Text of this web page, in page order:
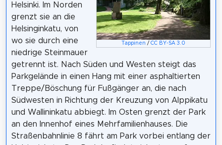
Tappinen /CC BY-SA 3.0
Helsinki. Im Norden
grenzt sie an die
Helsinginkatu, von
wo sie durch eine
niedrige Steinmauer
getrennt ist. Nach Süden und Westen steigt das
Parkgelände in einen Hang mit einer asphaltierten
Treppe/Böschung für Fußgänger an, die nach
Südwesten in Richtung der Kreuzung von Alppikatu
und Wallininkatu abbiegt. Im Osten grenzt der Park
an den Innenhof eines Mehrfamilienhauses. Die
Straßenbahnlinie 8 fährt am Park vorbei entlang der